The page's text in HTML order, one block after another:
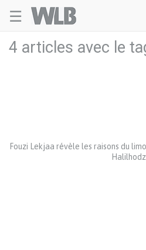
☰
4 articles avec le
Fouzi Lekjaa révèle les raisons du